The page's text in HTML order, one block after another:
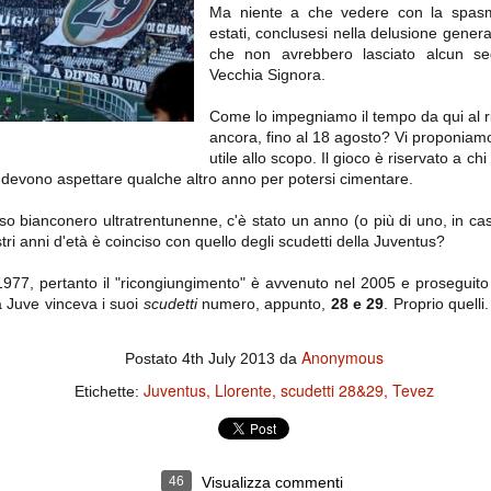
Ma niente a che vedere con la
estati, conclusesi nella delusione
che non avrebbero lasciato alcun
Vecchia Signora.
Come lo impegniamo il tempo da qui al
ancora, fino al 18 agosto? Vi
utile allo scopo. Il gioco è riservato a
aspettare qualche altro anno per potersi cimentare.
bianconero ultratrentunenne, c'è stato un anno (o più di uno, in
anni d'età è coinciso con quello degli scudetti della Juventus?
pertanto il "ricongiungimento" è avvenuto nel 2005 e
vinceva i suoi scudetti numero, appunto, 28 e 29 . Proprio
Postato 4th July 2013 da Anonymous
Etichette: Juventus Llorente scudetti 28&29 Tevez
46 Visualizza commenti
qualificazione e mettendosi alle
spalle le brutte prestazioni del
campionato. Dopo un primo tempo
di sofferenza gli uomini di Allegri
hanno saputo reagire al gol
fortunoso (e non molto regolare)
segnato dagli inglesi e a portare a
Nonostante il gol fortunoso del
Chievo, la sensazione netta è che
la matassa sia molto, molto lunga
e difficile da sbrogliare.
operazioni di calciomercato, oltre che sulle liste Uefa e serie A (e
12 giocatori usciti nella sessione di calciomercato sono italiani, e
all'Olimpico. Una squadra che per i primi 75 minuti non ha